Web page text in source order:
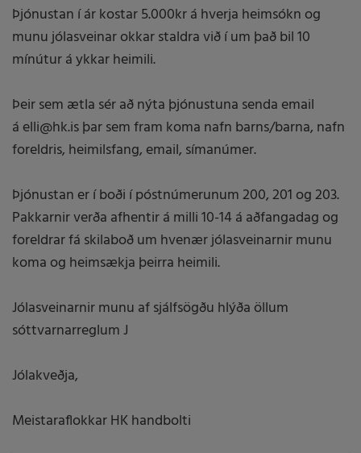
Þjónustan í ár kostar 5.000kr á hverja heimsókn og
munu jólasveinar okkar staldra við í um það bil 10
mínútur á ykkar heimili.
Þeir sem ætla sér að nýta þjónustuna senda email
á elli@hk.is þar sem fram koma nafn barns/barna, nafn
foreldris, heimilsfang, email, símanúmer.
Þjónustan er í boði í póstnúmerunum 200, 201 og 203.
Pakkarnir verða afhentir á milli 10-14 á aðfangadag og
foreldrar fá skilaboð um hvenær jólasveinarnir munu
koma og heimsækja þeirra heimili.
Jólasveinarnir munu af sjálfsögðu hlýða öllum
sóttvarnarreglum J
Jólakveðja,
Meistaraflokkar HK handbolti